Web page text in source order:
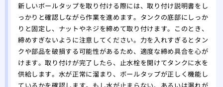
新しいボールタップを取り付ける際には、取り付け説明書をし
っかりと確認しながら作業を進めます。タンクの底部にしっか
りと固定し、ナットやネジを締めて取り付けます。このとき、
締めすぎないように注意してください。力を入れすぎるとタン
クや部品を破損する可能性があるため、適度な締め具合を心が
けます。取り付けが完了したら、止水栓を開けてタンクに水を
供給します。水が正常に溜まり、ボールタップが正しく機能し